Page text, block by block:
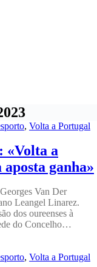
, Volta a Portugal
«Volta a
ganha»
Van Der
Leangel Linarez.
dos oureenses à
do Concelho…
, Volta a Portugal